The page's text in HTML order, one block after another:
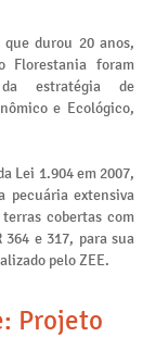
durou 20 anos,
Florestania foram
estratégia de
e Ecológico,
Lei 1.904 em 2007,
pecuária extensiva
cobertas com
e 317, para sua
pelo ZEE.
Projeto